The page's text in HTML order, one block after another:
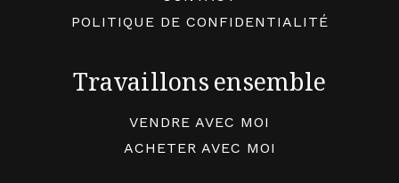
POLITIQUE DE CONFIDENTIALITÉ
Travaillons ensemble
VENDRE AVEC MOI
ACHETER AVEC MOI